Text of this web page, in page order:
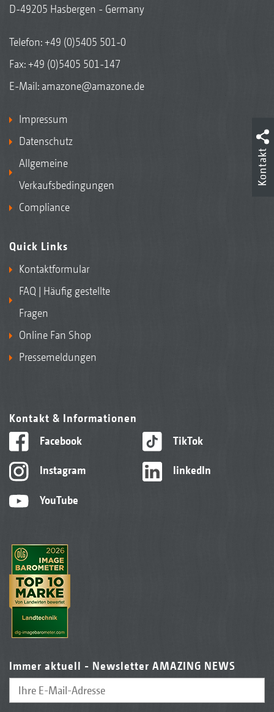
„De Luxe“ Grammer mit Luftfederung und Heizung
Polyurethan beschichtete Stützrolle
D-49205 Hasbergen - Germany
Telefon:+49 (0)5405 501-0
Fax: +49 (0)5405 501-147
E-Mail: amazone@amazone.de
Impressum
Datenschutz
Allgemeine
Verkaufsbedingungen
Compliance
Quick Links
Kontaktformular
FAQ | Häufig gestellte
Fragen
Online Fan Shop
Pressemeldungen
Kontakt & Informationen
Facebook
Instagram
YouTube
TikTok
linkedIn
Immer aktuell - Newsletter AMAZING NEWS
Kontakt